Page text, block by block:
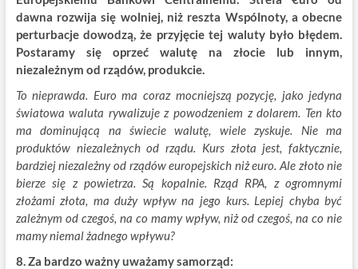
dawna rozwija się wolniej, niż reszta Wspólnoty, a obecne
perturbacje dowodzą, że przyjęcie tej waluty było błędem.
Postaramy się oprzeć walutę na złocie lub innym,
niezależnym od rządów, produkcie.
To nieprawda. Euro ma coraz mocniejszą pozycję, jako jedyna
światowa waluta rywalizuje z powodzeniem z dolarem. Ten kto
ma dominującą na świecie walutę, wiele zyskuje. Nie ma
produktów niezależnych od rządu. Kurs złota jest, faktycznie,
bardziej niezależny od rządów europejskich niż euro. Ale złoto nie
bierze się z powietrza. Są kopalnie. Rząd RPA, z ogromnymi
złożami złota, ma duży wpływ na jego kurs. Lepiej chyba być
zależnym od czegoś, na co mamy wpływ, niż od czegoś, na co nie
mamy niemal żadnego wpływu?
8. Za bardzo ważny uważamy samorząd: